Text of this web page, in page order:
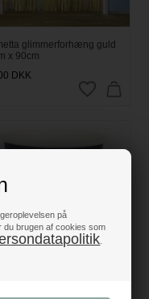
på
du brugen af cookies som
glimmerforhæng guld
x 90cm
DKK